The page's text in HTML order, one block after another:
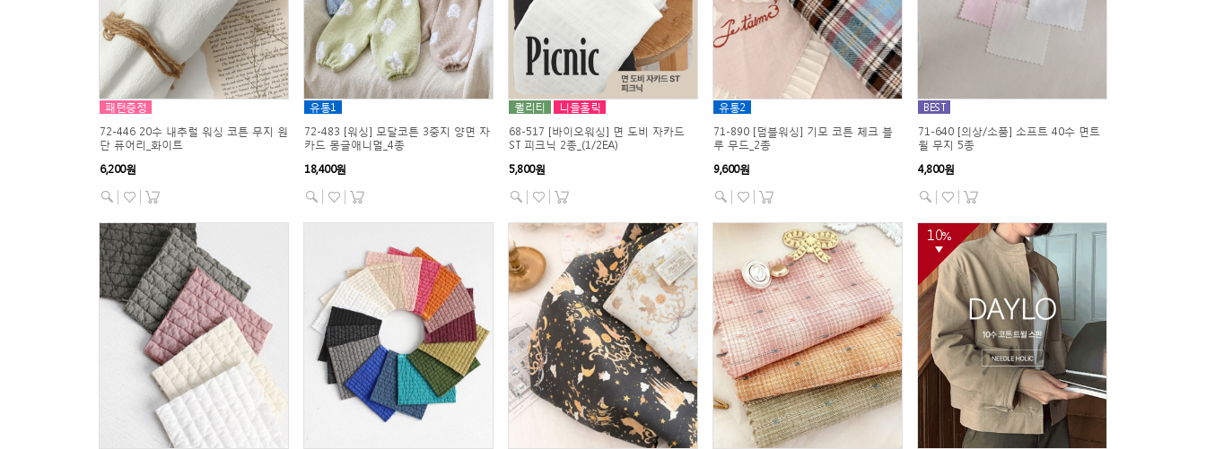
패턴증정
72-446 20수 내추럴 워싱 코튼 무지 원
단 퓨어리_화이트
6,200원
유통1
72-483 [워싱] 모달코튼 3중지 양면 자
카드 몽글애니멀_4종
18,400원
퀄리티
니들홀릭
68-517 [바이오워싱] 면 도비 자카드
ST 피크닉 2종_(1/2EA)
5,800원
유통2
71-890 [덤블워싱] 기모 코튼 체크 블
루 무드_2종
9,600원
BEST
71-640 [의상/소품] 소프트 40수 면트
윌 무지 5종
4,800원
10%
▼